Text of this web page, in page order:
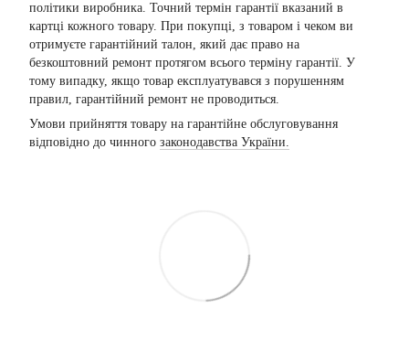
політики виробника. Точний термін гарантії вказаний в
картці кожного товару. При покупці, з товаром і чеком ви
отримуєте гарантійний талон, який дає право на
безкоштовний ремонт протягом всього терміну гарантії. У
тому випадку, якщо товар експлуатувався з порушенням
правил, гарантійний ремонт не проводиться.
Умови прийняття товару на гарантійне обслуговування
відповідно до чинного законодавства України.